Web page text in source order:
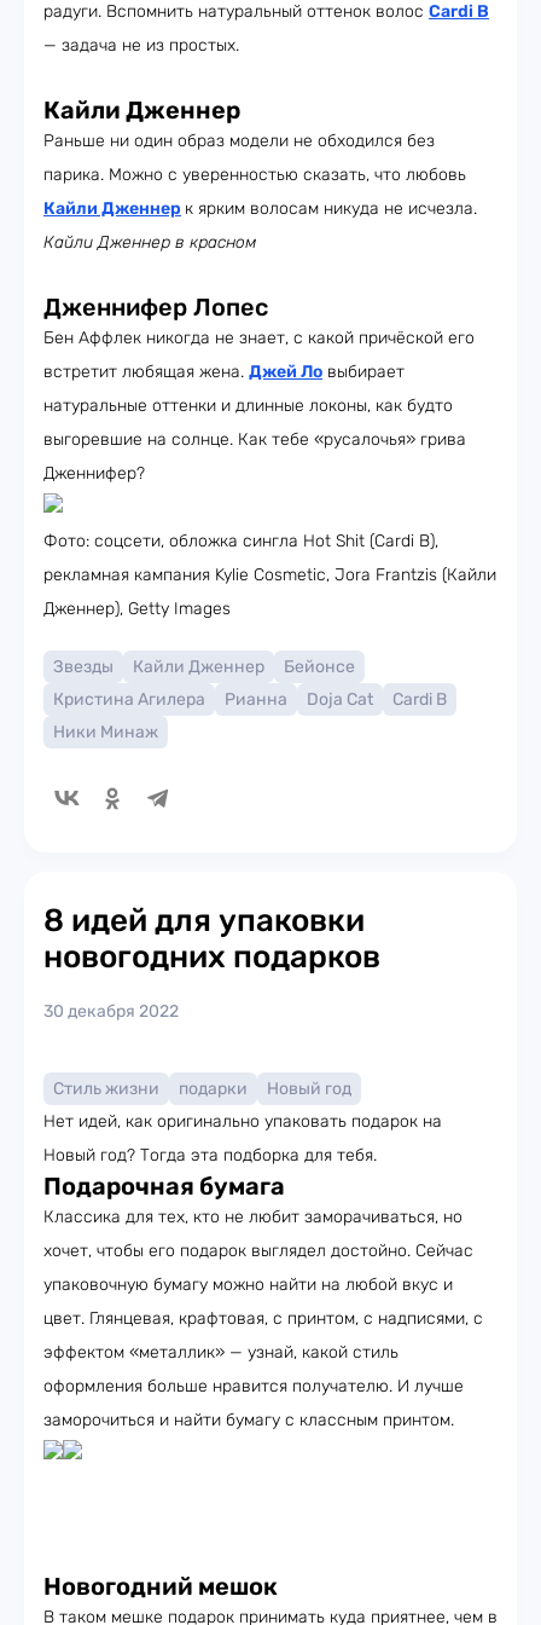
радуги. Вспомнить натуральный оттенок волос Cardi B
— задача не из простых.
Кайли Дженнер
Раньше ни один образ модели не обходился без
парика. Можно с уверенностью сказать, что любовь
Кайли Дженнер к ярким волосам никуда не исчезла.
Кайли Дженнер в красном
Дженнифер Лопес
Бен Аффлек никогда не знает, с какой причёской его
встретит любящая жена. Джей Ло выбирает
натуральные оттенки и длинные локоны, как будто
выгоревшие на солнце. Как тебе «русалочья» грива
Дженнифер?
Фото: соцсети, обложка сингла Hot Shit (Cardi B),
рекламная кампания Kylie Cosmetic, Jora Frantzis (Кайли
Дженнер), Getty Images
Звезды Кайли Дженнер
Бейонсе
Кристина Агилера
Рианна Doja Cat
Cardi B
Ники Минаж
8 идей для упаковки
новогодних подарков
30 декабря 2022
Стиль жизни подарки
Новый год
Нет идей, как оригинально упаковать подарок на
Новый год? Тогда эта подборка для тебя.
Подарочная бумага
Классика для тех, кто не любит заморачиваться, но
хочет, чтобы его подарок выглядел достойно. Сейчас
упаковочную бумагу можно найти на любой вкус и
цвет. Глянцевая, крафтовая, с принтом, с надписями, с
эффектом «металлик» — узнай, какой стиль
оформления больше нравится получателю. И лучше
заморочиться и найти бумагу с классным принтом.
Новогодний мешок
В таком мешке подарок принимать куда приятнее, чем в